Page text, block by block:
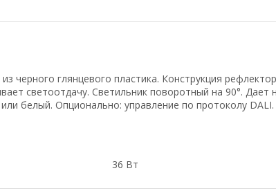
черного глянцевого пластика. Конструкция
светоотдачу. Светильник поворотный на 90°. Дает
белый. Опционально: управление по протоколу DALI.
36 Вт